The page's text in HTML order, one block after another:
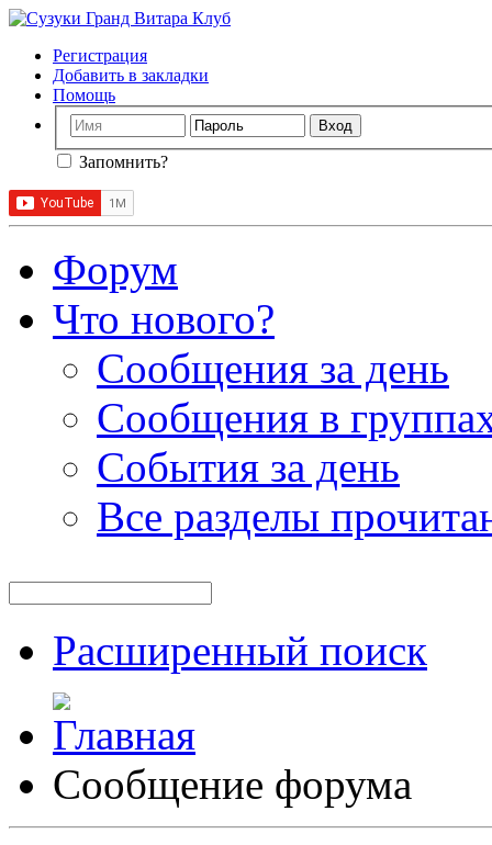
Регистрация
Добавить в закладки
Помощь
Запомнить?
Форум
Что нового?
Сообщения за день
Сообщения в
События за день
Все разделы
Расширенный поиск
Сообщение форума